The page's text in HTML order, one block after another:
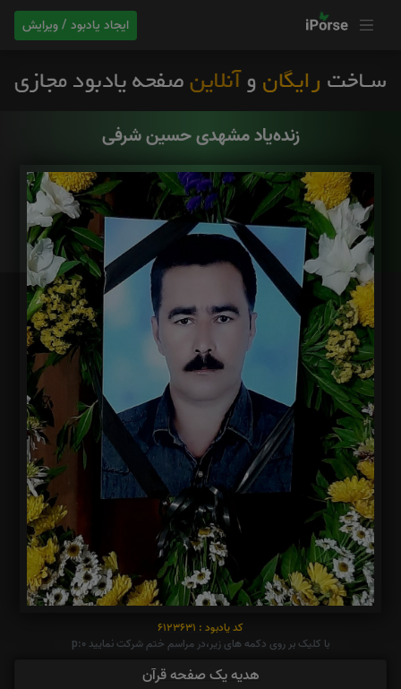
ایجاد یادبود / ویرایش
زنده‌یاد مشهدی حسین شرفی
کد یادبود : 6123631
با کلیک بر روی دکمه های زیر،در مراسم ختم شرکت نمایید p:0
هدیه یک صفحه قرآن